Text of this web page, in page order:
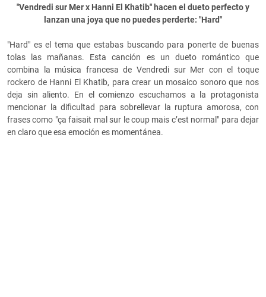
"Vendredi sur Mer x Hanni El Khatib" hacen el dueto perfecto y
lanzan una joya que no puedes perderte: "Hard"
"Hard" es el tema que estabas buscando para ponerte de buenas
tolas las mañanas. Esta canción es un dueto romántico que
combina la música francesa de Vendredi sur Mer con el toque
rockero de Hanni El Khatib, para crear un mosaico sonoro que nos
deja sin aliento. En el comienzo escuchamos a la protagonista
mencionar la dificultad para sobrellevar la ruptura amorosa, con
frases como "ça faisait mal sur le coup mais c’est normal" para dejar
en claro que esa emoción es momentánea.